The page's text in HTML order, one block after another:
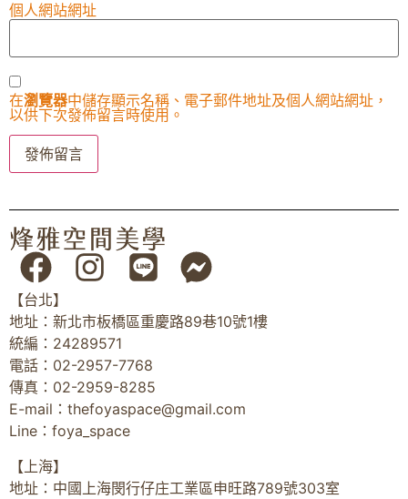
個人網站網址
在瀏覽器中儲存顯示名稱、電子郵件地址及個人網站網址，
以供下次發佈留言時使用。
【台北】
地址：新北市板橋區重慶路89巷10號1樓
統編：24289571
電話：02-2957-7768
傳真：02-2959-8285
E-mail： thefoyaspace@gmail.com
Line：foya_space
【上海】
地址：中國上海閔行仔庄工業區申旺路789號303室